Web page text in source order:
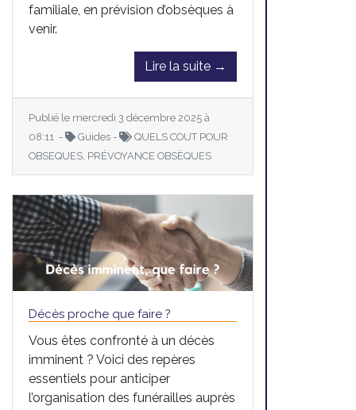
familiale, en prévision d’obsèques à
venir.
Lire la suite →
Publié le mercredi 3 décembre 2025 à
08:11 -
Guides -
QUELS COUT POUR
OBSEQUES, PRÉVOYANCE OBSÈQUES
Décès proche que faire ?
Vous êtes confronté à un décès
imminent ? Voici des repères
essentiels pour anticiper
l’organisation des funérailles auprès